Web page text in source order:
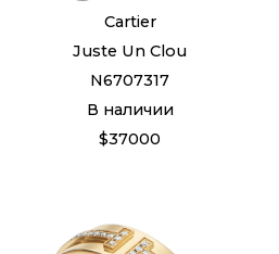
Cartier
Juste Un Clou
N6707317
В наличии
$37000